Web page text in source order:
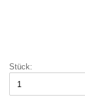
Stück: